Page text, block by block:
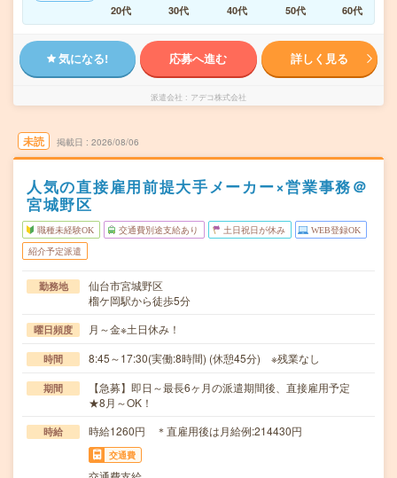
20代
30代 40代 50代 60代
気になる! 応募へ進む 詳しく見る
派遣会社 アデコ株式会社
未読 掲載日 2026/08/06
人気の直接雇用前提大手メーカー×営業事務＠
宮城野区
職種未経験OK 交通費別途支給あり 土日祝日が休み WEB登録OK
紹介予定派遣
勤務地
仙台市宮城野区
榴ケ岡駅から徒歩5分
曜日頻度 月～金※土日休み！
時間 8:45～17:30(実働:8時間) (休憩45分) ※残業なし
期間
【急募】即日～最長6ヶ月の派遣期間後、直接雇用予定
★8月～OK！
時給 時給1260円 ＊直雇用後は月給例:214430円
交通費